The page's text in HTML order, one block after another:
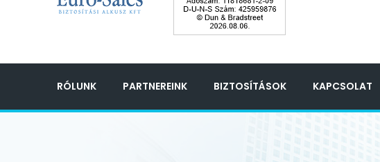
RÓLUNK PARTNEREINK BIZTOSÍTÁSOK KAPCSOLAT